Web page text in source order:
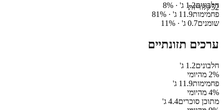
52קלוריות
חלבונים1.2 ג' · 8%
פחמימות11.9 ג' · 81%
שומנים0.7 ג' · 11%
ערכים תזונתיים
חלבונים1.2 ג'
2% מהיומי
פחמימות11.9 ג'
4% מהיומי
מתוכן סוכרים4.4 ג'